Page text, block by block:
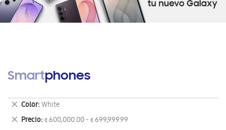
Smartphones
Color White
Eliminar
este
artículo
Precio ¢ 600,000.00 - ¢ 699,999.99
Eliminar